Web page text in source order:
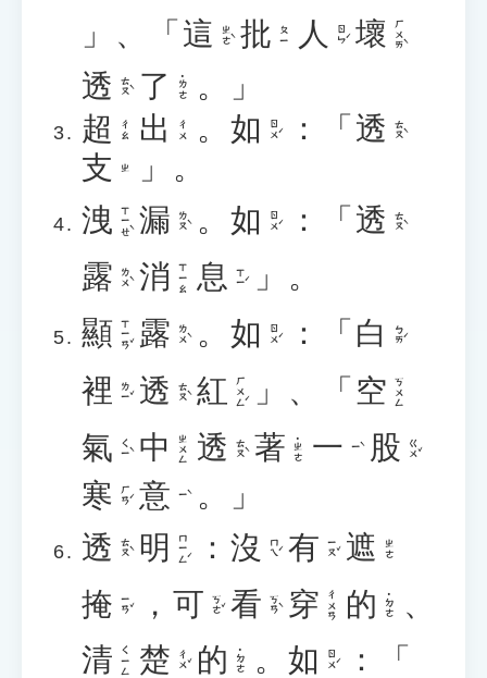
」、「 這 ㄓㄜˋ 批 ㄆㄧ 人 ㄖㄣˊ 壞 ㄏㄨㄞˋ
透 ㄊㄡˋ 了 ˙ㄌㄜ 。」
超
ㄔㄠ 出 ㄔㄨ 。 如 ㄖㄨˊ ：「 透 ㄊㄡˋ
支 ㄓ
」。
洩 ㄒㄧㄝˋ 漏 ㄌㄡˋ 。 如 ㄖㄨˊ ：「 透 ㄊㄡˋ
露 ㄌㄨˋ 消 ㄒㄧㄠ 息 ㄒㄧˊ
」。
顯 ㄒㄧㄢˇ 露 ㄌㄨˋ 。 如 ㄖㄨˊ ：「 白 ㄅㄞˊ
裡 ㄌㄧˇ 透 ㄊㄡˋ 紅 ㄏㄨㄥˊ 」、「 空 ㄎㄨㄥ
氣 ㄑㄧˋ 中 ㄓㄨㄥ 透 ㄊㄡˋ 著 ˙ㄓㄜ 一 ㄧˋ 股 ㄍㄨˇ
寒 ㄏㄢˊ 意 ㄧˋ
。」
透 ㄊㄡˋ 明 ㄇㄧㄥˊ ： 沒 ㄇㄟˊ 有 ㄧㄡˇ 遮 ㄓㄜ
掩 ㄧㄢˇ ， 可 ㄎㄜˇ 看 ㄎㄢˋ 穿 ㄔㄨㄢ 的 ˙ㄉㄜ 、
清 ㄑㄧㄥ 楚 ㄔㄨˇ 的 ˙ㄉㄜ 。 如 ㄖㄨˊ
：「